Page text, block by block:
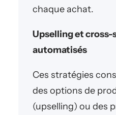
chaque achat.
Upselling et cross-
automatisés
Ces stratégies
des options de
(upselling) ou des